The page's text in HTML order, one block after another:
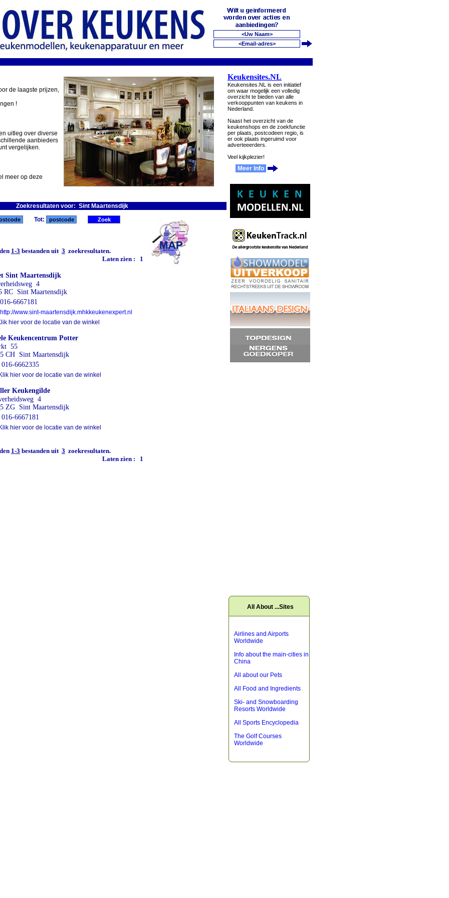
de laagste prijzen,
!
uitleg over diverse
aanbieders
vergelijken.
meer op deze
Zoekresultaten voor: Sint Maartensdijk
Tot:
1-3 bestanden uit 3 zoekresultaten.
Laten zien :
1
Sint Maartensdijk
4
RC Sint Maartensdijk
016-6667181
http://www.sint-maartensdijk.mhkkeukenexpert.nl
hier voor de locatie van de winkel
Keukencentrum Potter
55
CH Sint Maartensdijk
016-6662335
hier voor de locatie van de winkel
Keukengilde
4
ZG Sint Maartensdijk
016-6667181
hier voor de locatie van de winkel
1-3 bestanden uit 3 zoekresultaten.
Laten zien :
1
Keukensites.NL
Keukensites.NL is een initiatief
om waar mogelijk een volledig
overzicht te bieden van alle
verkooppunten van keukens in
Nederland.
Naast het overzicht van de
keukenshops en de zoekfunctie
per plaats, postcodeen regio, is
er ook plaats ingeruimd voor
adverteeerders.
Veel kijkplezier!
Meer Info
All About ...Sites
Airlines and Airports
Worldwide
Info about the main-cities in
China
All about our Pets
All Food and Ingredients
Ski- and Snowboarding
Resorts Worldwide
All Sports Encyclopedia
The Golf Courses
Worldwide